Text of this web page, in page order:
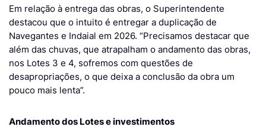
Em relação à entrega das obras, o Superintendente
destacou que o intuito é entregar a duplicação de
Navegantes e Indaial em 2026. “Precisamos destacar que
além das chuvas, que atrapalham o andamento das obras,
nos Lotes 3 e 4, sofremos com questões de
desapropriações, o que deixa a conclusão da obra um
pouco mais lenta”.
Andamento dos Lotes e investimentos